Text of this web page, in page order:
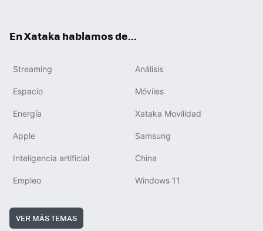
En Xataka hablamos de...
Streaming Análisis
Espacio Móviles
Energía Xataka Movilidad
Apple Samsung
Inteligencia artificial China
Empleo Windows 11
VER MÁS TEMAS